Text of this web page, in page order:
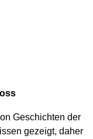
Geschichten der
gezeigt, daher